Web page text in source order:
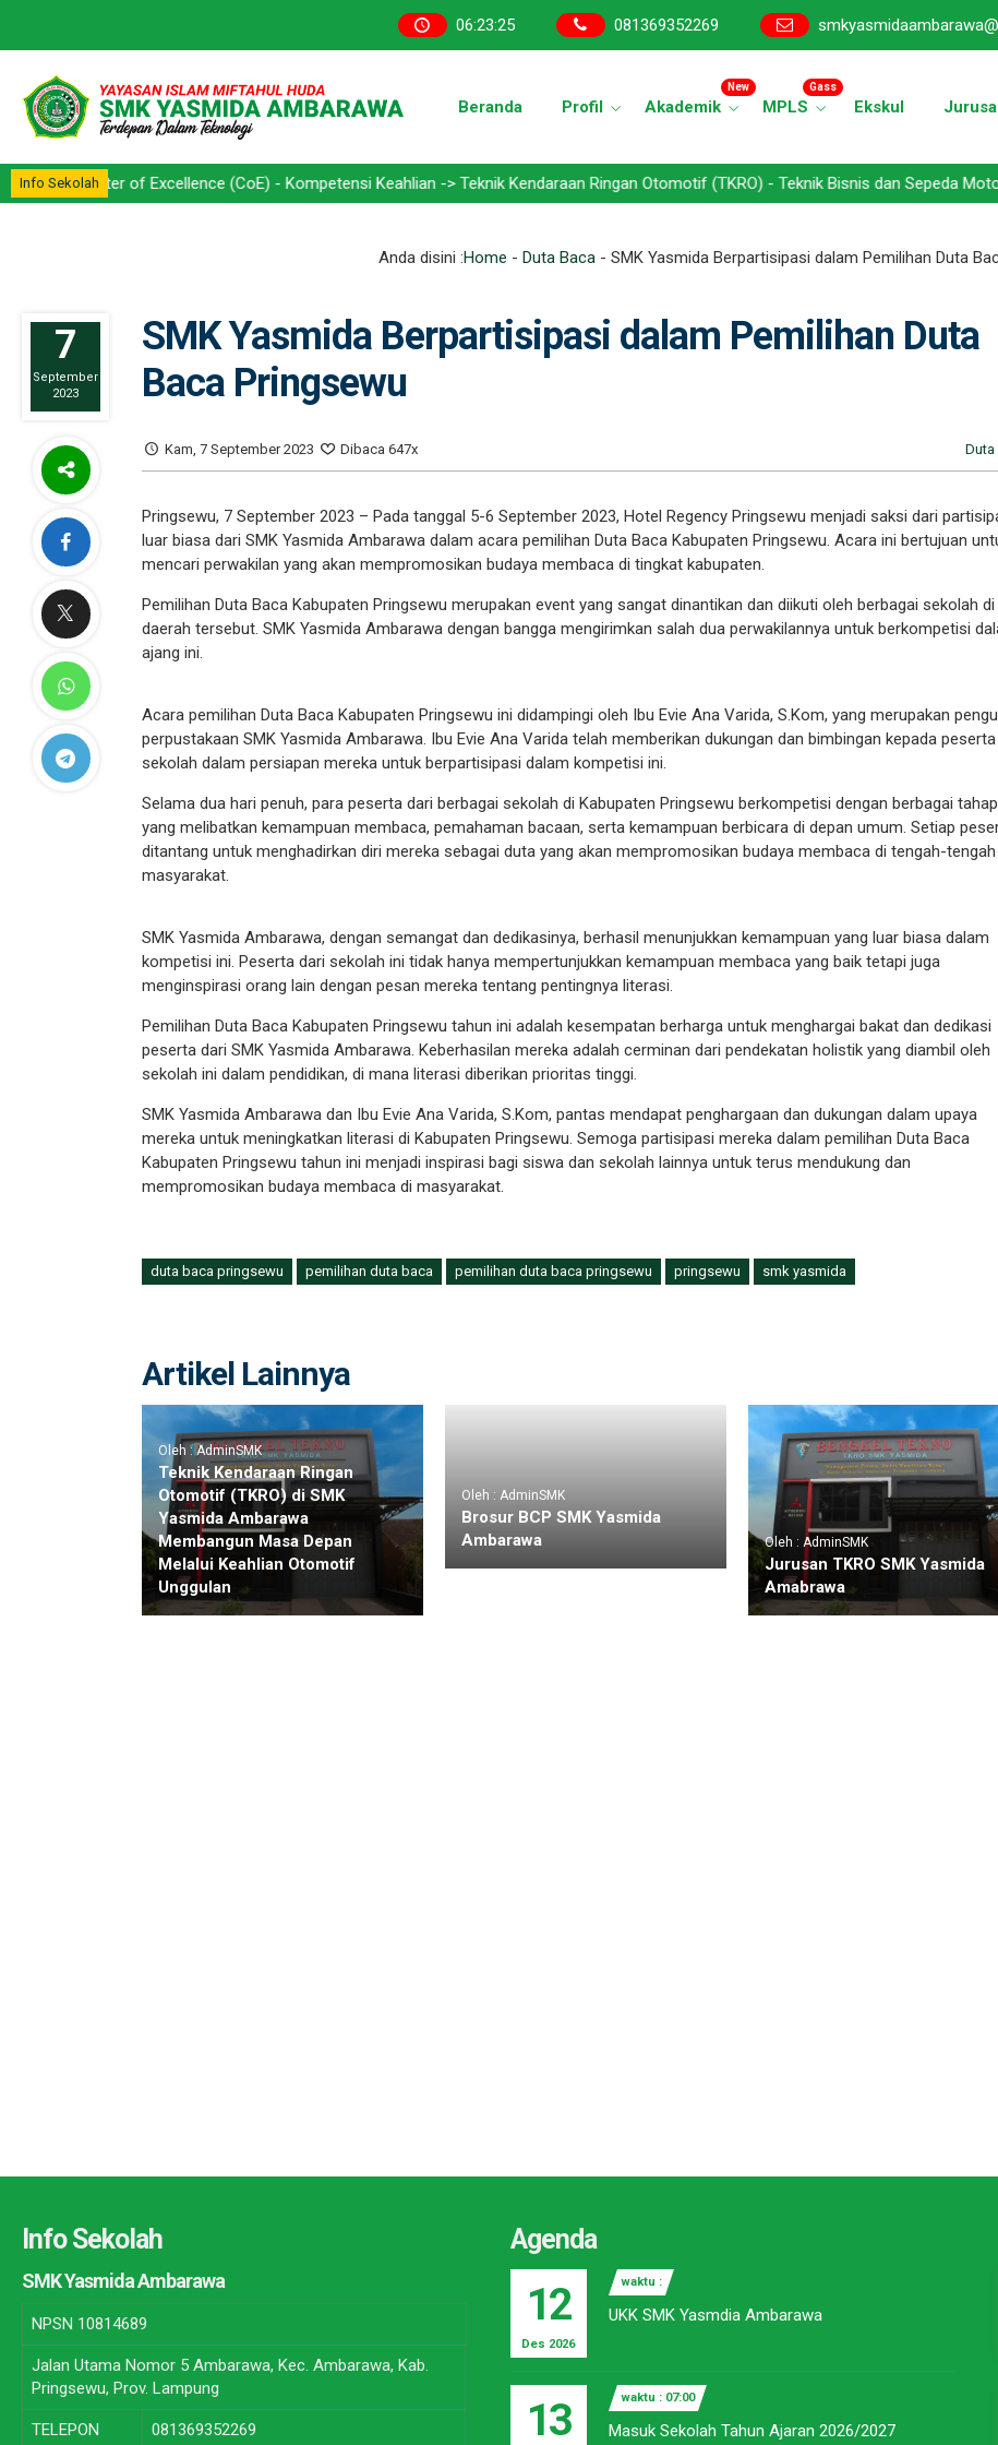
06:23:26 081369352269
Beranda Profil Akademik
New
MPLS
Gass
Ekskul
Info Sekolah
Center of Excellence (CoE) - Kompetensi Keahlian -> Teknik Kendaraan Ringan Otomotif (TKRO) - Teknik Bisnis dan Sepeda Motor
Anda disini :Home - Duta Baca - SMK Yasmida Berpartisipasi dalam Pemilihan Duta
7
September
2023
SMK Yasmida Berpartisipasi dalam Pemilihan Duta
Baca Pringsewu
Kam, 7 September 2023 Dibaca 647x Duta
Pringsewu, 7 September 2023 – Pada tanggal 5-6 September 2023, Hotel Regency Pringsewu menjadi saksi dari
luar biasa dari SMK Yasmida Ambarawa dalam acara pemilihan Duta Baca Kabupaten Pringsewu. Acara ini bertujuan
mencari perwakilan yang akan mempromosikan budaya membaca di tingkat kabupaten.
Pemilihan Duta Baca Kabupaten Pringsewu merupakan event yang sangat dinantikan dan diikuti oleh berbagai sekolah di
daerah tersebut. SMK Yasmida Ambarawa dengan bangga mengirimkan salah dua perwakilannya untuk berkompetisi
ajang ini.
Acara pemilihan Duta Baca Kabupaten Pringsewu ini didampingi oleh Ibu Evie Ana Varida, S.Kom, yang merupakan
perpustakaan SMK Yasmida Ambarawa. Ibu Evie Ana Varida telah memberikan dukungan dan bimbingan kepada
sekolah dalam persiapan mereka untuk berpartisipasi dalam kompetisi ini.
Selama dua hari penuh, para peserta dari berbagai sekolah di Kabupaten Pringsewu berkompetisi dengan berbagai
yang melibatkan kemampuan membaca, pemahaman bacaan, serta kemampuan berbicara di depan umum. Setiap
ditantang untuk menghadirkan diri mereka sebagai duta yang akan mempromosikan budaya membaca di tengah-tengah
masyarakat.
SMK Yasmida Ambarawa, dengan semangat dan dedikasinya, berhasil menunjukkan kemampuan yang luar biasa dalam
kompetisi ini. Peserta dari sekolah ini tidak hanya mempertunjukkan kemampuan membaca yang baik tetapi juga
menginspirasi orang lain dengan pesan mereka tentang pentingnya literasi.
Pemilihan Duta Baca Kabupaten Pringsewu tahun ini adalah kesempatan berharga untuk menghargai bakat dan dedikasi
peserta dari SMK Yasmida Ambarawa. Keberhasilan mereka adalah cerminan dari pendekatan holistik yang diambil oleh
sekolah ini dalam pendidikan, di mana literasi diberikan prioritas tinggi.
SMK Yasmida Ambarawa dan Ibu Evie Ana Varida, S.Kom, pantas mendapat penghargaan dan dukungan dalam upaya
mereka untuk meningkatkan literasi di Kabupaten Pringsewu. Semoga partisipasi mereka dalam pemilihan Duta Baca
Kabupaten Pringsewu tahun ini menjadi inspirasi bagi siswa dan sekolah lainnya untuk terus mendukung dan
mempromosikan budaya membaca di masyarakat.
duta baca pringsewu pemilihan duta baca pemilihan duta baca pringsewu pringsewu smk yasmida
Artikel Lainnya
Oleh : AdminSMK
Teknik Kendaraan Ringan
Otomotif (TKRO) di SMK
Yasmida Ambarawa
Membangun Masa Depan
Melalui Keahlian Otomotif
Unggulan
Oleh : AdminSMK
Brosur BCP SMK Yasmida
Ambarawa
Oleh : AdminSMK
Jurusan TKRO SMK Yasmida
Amabrawa
Info Sekolah
SMK Yasmida Ambarawa
NPSN 10814689
Jalan Utama Nomor 5 Ambarawa, Kec. Ambarawa, Kab.
Pringsewu, Prov. Lampung
TELEPON 081369352269
Agenda
12
Des 2026
waktu :
UKK SMK Yasmdia Ambarawa
13 waktu : 07:00
Masuk Sekolah Tahun Ajaran 2026/2027